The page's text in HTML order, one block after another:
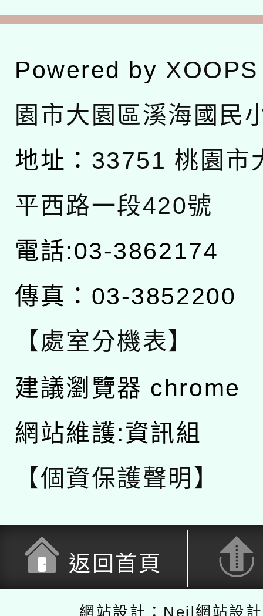
Powered by XOOPS
園市大園區溪海國民
地址： 33751 桃園市
平西路一段420號
電話:03-3862174
傳真：03-3852200
【處室分機表】
建議瀏覽器 chrome
網站維護:資訊組
【個資保護聲明】
返回首頁
網站設計：Neil網站設